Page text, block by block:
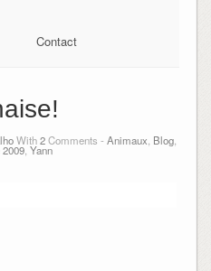
Contact
With2Comments - Animaux Blog
, Yann